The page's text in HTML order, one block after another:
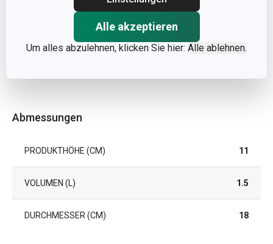
Alle akzeptieren
Um alles abzulehnen, klicken Sie hier: Alle ablehnen.
Abmessungen
PRODUKTHÖHE (CM) 11
VOLUMEN (L) 1.5
DURCHMESSER (CM) 18